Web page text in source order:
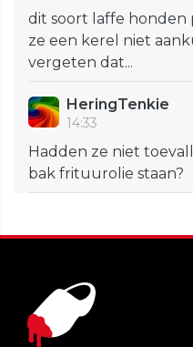
dit soort laffe
ze een kerel niet
vergeten dat...
HeringTenkie
14:33
Hadden ze niet
bak frituurolie staan?